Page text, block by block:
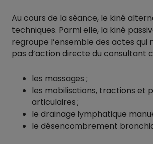
Au cours de la séance, le kiné
techniques. Parmi elle, la kiné
regroupe l’ensemble des actes qui
pas d’action directe du consultant
les massages ;
les mobilisations, tractions et
articulaires ;
le drainage lymphatique
le désencombrement